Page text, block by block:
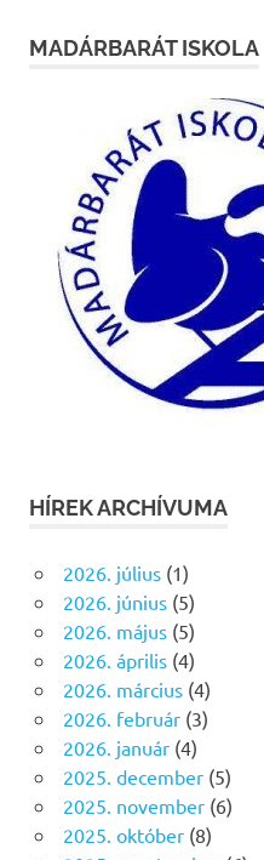
MADÁRBARÁT ISKOLA
HÍREK ARCHÍVUMA
2026. július(1)
2026. június(5)
2026. május(5)
2026. április(4)
2026. március(4)
2026. február(3)
2026. január(4)
2025. december(5)
2025. november(6)
2025. október(8)